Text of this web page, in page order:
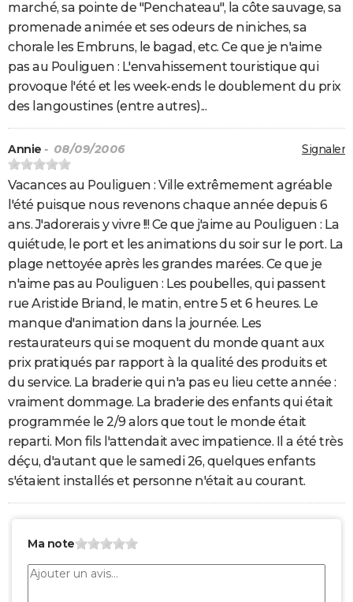
marché, sa pointe de "Penchateau", la côte sauvage, sa
promenade animée et ses odeurs de niniches, sa
chorale les Embruns, le bagad, etc. Ce que je n'aime
pas au Pouliguen : L'envahissement touristique qui
provoque l'été et les week-ends le doublement du prix
des langoustines (entre autres)...
Signaler
Annie - 08/09/2006
Vacances au Pouliguen : Ville extrêmement agréable
l'été puisque nous revenons chaque année depuis 6
ans. J'adorerais y vivre !!! Ce que j'aime au Pouliguen : La
quiétude, le port et les animations du soir sur le port. La
plage nettoyée après les grandes marées. Ce que je
n'aime pas au Pouliguen : Les poubelles, qui passent
rue Aristide Briand, le matin, entre 5 et 6 heures. Le
manque d'animation dans la journée. Les
restaurateurs qui se moquent du monde quant aux
prix pratiqués par rapport à la qualité des produits et
du service. La braderie qui n'a pas eu lieu cette année :
vraiment dommage. La braderie des enfants qui était
programmée le 2/9 alors que tout le monde était
reparti. Mon fils l'attendait avec impatience. Il a été très
déçu, d'autant que le samedi 26, quelques enfants
s'étaient installés et personne n'était au courant.
Ma note